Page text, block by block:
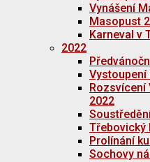
Vynášení
Masopust
Karneval v
2022
Vystoupení
2022
Třebovický
Prolínání
Sochovy